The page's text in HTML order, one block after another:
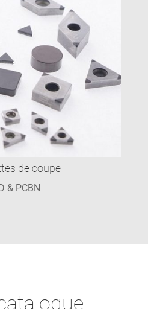
de coupe
& PCBN